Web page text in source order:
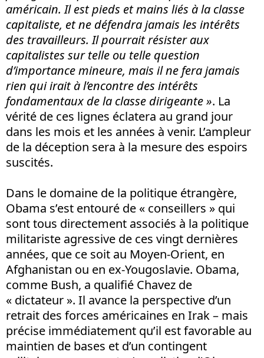
américain. Il est pieds et mains liés à la classe
capitaliste, et ne défendra jamais les intérêts
des travailleurs. Il pourrait résister aux
capitalistes sur telle ou telle question
d’importance mineure, mais il ne fera jamais
rien qui irait à l’encontre des intérêts
fondamentaux de la classe dirigeante ». La
vérité de ces lignes éclatera au grand jour
dans les mois et les années à venir. L’ampleur
de la déception sera à la mesure des espoirs
suscités.
Dans le domaine de la politique étrangère,
Obama s’est entouré de « conseillers » qui
sont tous directement associés à la politique
militariste agressive de ces vingt dernières
années, que ce soit au Moyen-Orient, en
Afghanistan ou en ex-Yougoslavie. Obama,
comme Bush, a qualifié Chavez de
« dictateur ». Il avance la perspective d’un
retrait des forces américaines en Irak – mais
précise immédiatement qu’il est favorable au
maintien de bases et d’un contingent